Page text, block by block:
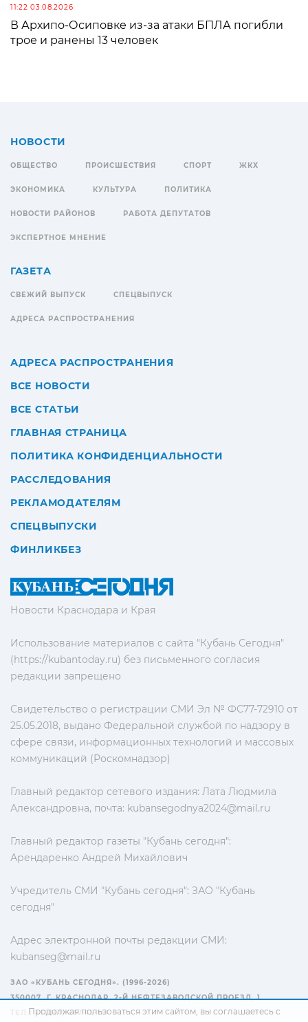
11:22 03.08.2026
В Архипо-Осиповке из-за атаки БПЛА погибли
трое и ранены 13 человек
Новости Краснодара и Края
Использование материалов с сайта "Кубань Сегодня"
(https://kubantoday.ru) без письменного согласия
редакции запрещено
Свидетельство о регистрации СМИ Эл № ФС77-72910 от
25.05.2018, выдано Федеральной службой по надзору в
сфере связи, информационных технологий и массовых
коммуникаций (Роскомнадзор)
Главный редактор сетевого издания: Лата Людмила
Александровна, почта: kubansegodnya2024@mail.ru
Главный редактор газеты "Кубань сегодня":
Арендаренко Андрей Михайлович
Учредитель СМИ "Кубань сегодня": ЗАО "Кубань
сегодня"
Адрес электронной почты редакции СМИ:
kubanseg@mail.ru
НОВОСТИ
ОБЩЕСТВО ПРОИСШЕСТВИЯ СПОРТ ЖКХ
ЭКОНОМИКА КУЛЬТУРА ПОЛИТИКА
НОВОСТИ РАЙОНОВ РАБОТА ДЕПУТАТОВ
ЭКСПЕРТНОЕ МНЕНИЕ
ГАЗЕТА
СВЕЖИЙ ВЫПУСК СПЕЦВЫПУСК
АДРЕСА РАСПРОСТРАНЕНИЯ
АДРЕСА РАСПРОСТРАНЕНИЯ
ВСЕ НОВОСТИ
ВСЕ СТАТЬИ
ГЛАВНАЯ СТРАНИЦА
ПОЛИТИКА КОНФИДЕНЦИАЛЬНОСТИ
РАССЛЕДОВАНИЯ
РЕКЛАМОДАТЕЛЯМ
СПЕЦВЫПУСКИ
ФИНЛИКБЕЗ
ЗАО «КУБАНЬ СЕГОДНЯ». (1996-2026)
350007, Г. КРАСНОДАР, 2-Й НЕФТЕЗАВОДСКОЙ ПРОЕЗД, 1
ТЕЛ.: +7(861) 267-15-15
Продолжая пользоваться этим сайтом, вы соглашаетесь с